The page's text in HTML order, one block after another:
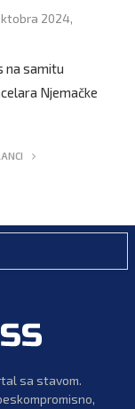
2024,
na samitu
Njemačke
sa stavom.